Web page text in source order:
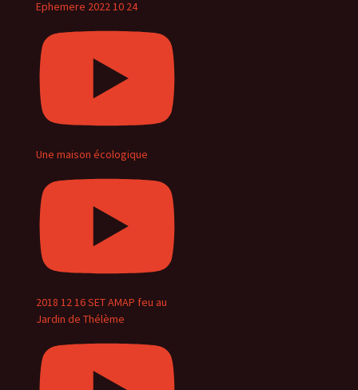
Ephemere 2022 10 24
Une maison écologique
2018 12 16 SET AMAP feu au
Jardin de Thélème